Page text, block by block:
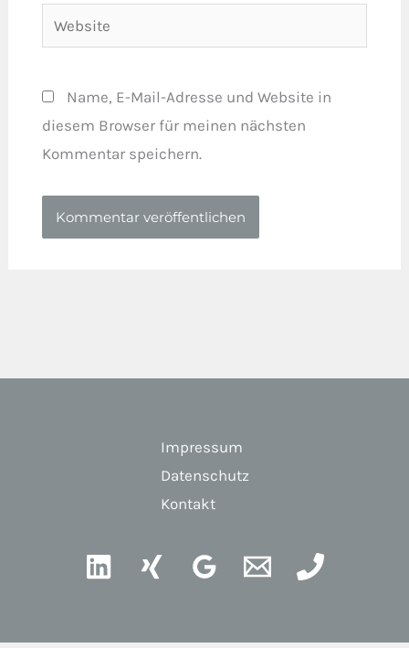
Website
Name, E-Mail-Adresse und Website in
diesem Browser für meinen nächsten
Kommentar speichern.
Impressum
Datenschutz
Kontakt